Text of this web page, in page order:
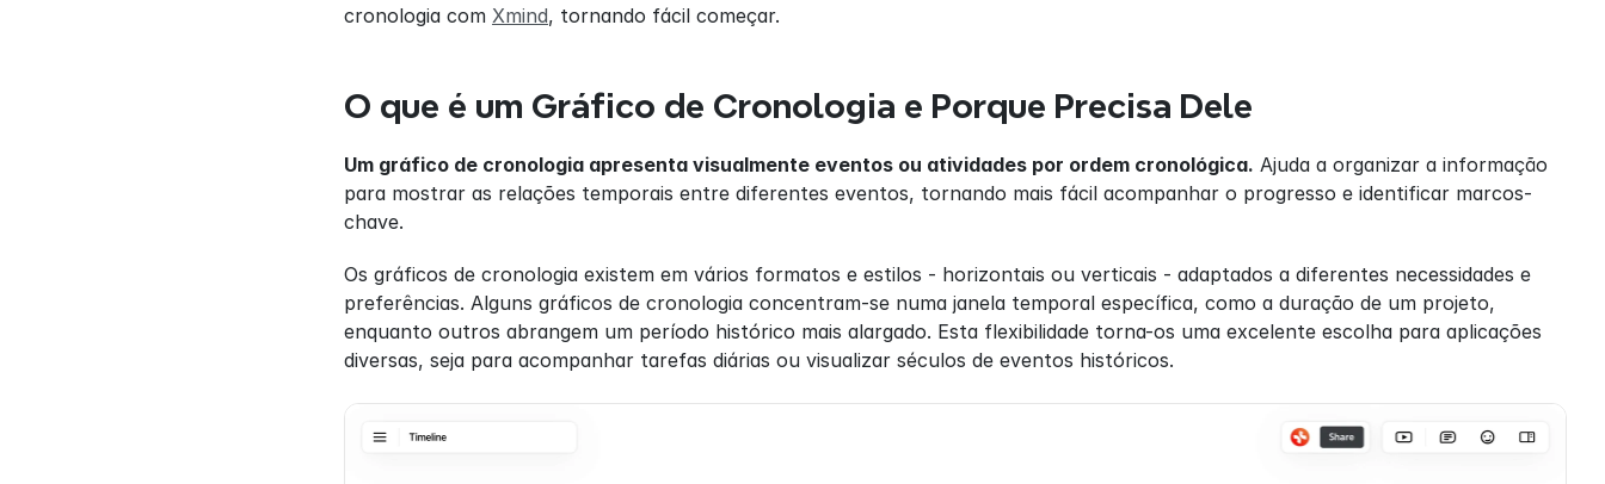
cronologia com Xmind, tornando fácil começar.
O que é um Gráfico de Cronologia e Porque Precisa Dele
Um gráfico de cronologia apresenta visualmente eventos ou atividades por ordem cronológica. Ajuda a organizar a informação
para mostrar as relações temporais entre diferentes eventos, tornando mais fácil acompanhar o progresso e identificar marcos-
chave.
Os gráficos de cronologia existem em vários formatos e estilos - horizontais ou verticais - adaptados a diferentes necessidades e
preferências. Alguns gráficos de cronologia concentram-se numa janela temporal específica, como a duração de um projeto,
enquanto outros abrangem um período histórico mais alargado. Esta flexibilidade torna-os uma excelente escolha para aplicações
diversas, seja para acompanhar tarefas diárias ou visualizar séculos de eventos históricos.